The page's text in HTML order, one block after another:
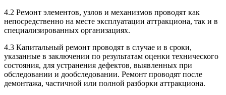
4.2 Ремонт элементов, узлов и механизмов проводят как
непосредственно на месте эксплуатации аттракциона, так и в
специализированных организациях.
4.3 Капитальный ремонт проводят в случае и в сроки,
указанные в заключении по результатам оценки технического
состояния, для устранения дефектов, выявленных при
обследовании и дообследовании. Ремонт проводят после
демонтажа, частичной или полной разборки аттракциона.